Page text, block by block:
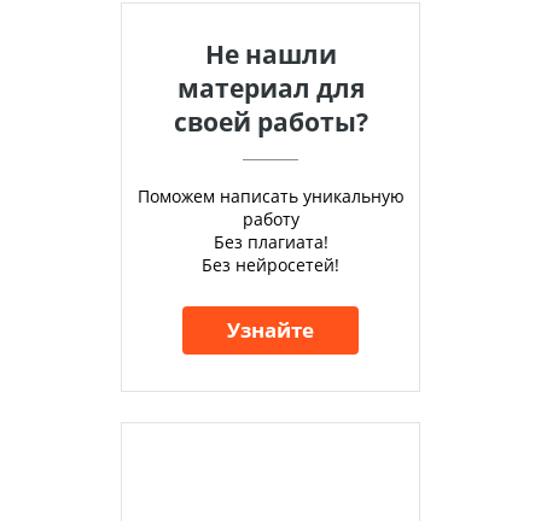
Не нашли
материал для
своей работы?
Поможем написать уникальную
работу
Без плагиата!
Без нейросетей!
Узнайте